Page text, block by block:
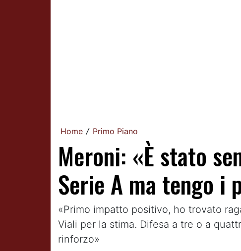
Home / Primo Piano
Meroni: «È stato
Serie A ma tengo i
«Primo impatto positivo, ho trovato
Viali per la stima. Difesa a tre o a
rinforzo»